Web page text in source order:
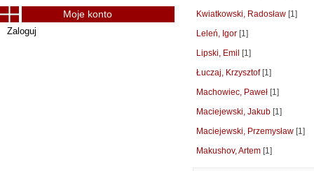
Kwiatkowski, Radosław [1]
Leleń, Igor [1]
Lipski, Emil
[1]
Łuczaj, Krzysztof[1]
Machowiec, Paweł [1]
Maciejewski, Jakub [1]
Maciejewski, Przemysław [1]
Makushov, Artem [1]
Moje konto
Zaloguj